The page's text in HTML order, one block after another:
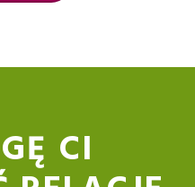
CI